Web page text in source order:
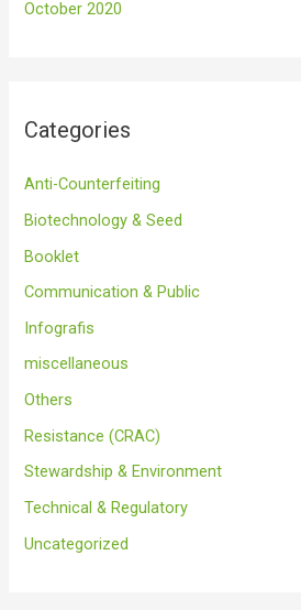
October 2020
Categories
Anti-Counterfeiting
Biotechnology & Seed
Booklet
Communication & Public
Infografis
miscellaneous
Others
Resistance (CRAC)
Stewardship & Environment
Technical & Regulatory
Uncategorized